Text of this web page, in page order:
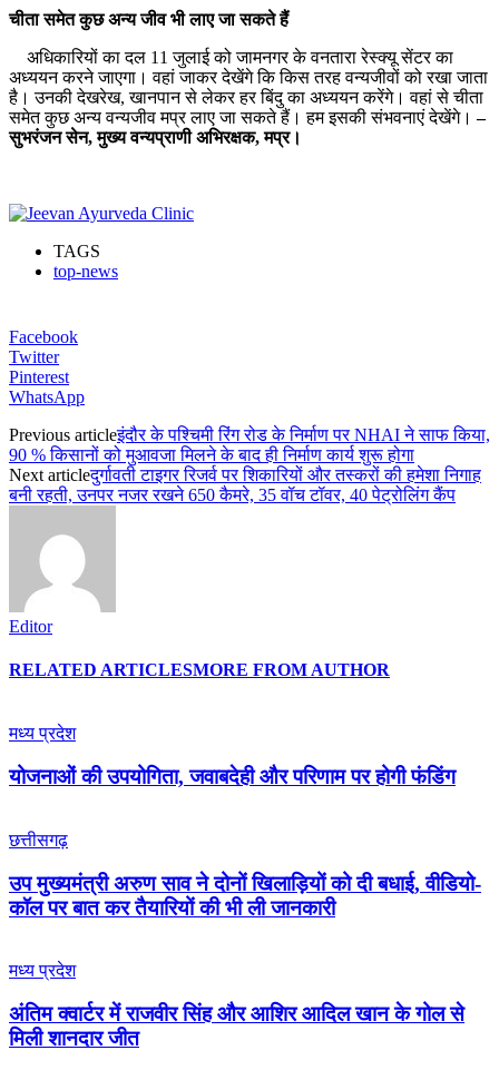
चीता समेत कुछ अन्य जीव भी लाए जा सकते हैं
अधिकारियों का दल 11 जुलाई को जामनगर के वनतारा रेस्क्यू सेंटर का
अध्ययन करने जाएगा। वहां जाकर देखेंगे कि किस तरह वन्यजीवों को रखा जाता
है। उनकी देखरेख, खानपान से लेकर हर बिंदु का अध्ययन करेंगे। वहां से चीता
समेत कुछ अन्य वन्यजीव मप्र लाए जा सकते हैं। हम इसकी संभवनाएं देखेंगे। –
सुभरंजन सेन, मुख्य वन्यप्राणी अभिरक्षक, मप्र।
TAGS
top-news
Facebook
Twitter
Pinterest
WhatsApp
Previous articleइंदौर के पश्चिमी रिंग रोड के निर्माण पर NHAI ने साफ किया,
90 % किसानों को मुआवजा मिलने के बाद ही निर्माण कार्य शुरू होगा
Next articleदुर्गावती टाइगर रिजर्व पर शिकारियों और तस्करों की हमेशा निगाह
बनी रहती, उनपर नजर रखने 650 कैमरे, 35 वॉच टॉवर, 40 पेट्रोलिंग कैंप
Editor
RELATED ARTICLESMORE FROM AUTHOR
मध्य प्रदेश
योजनाओं की उपयोगिता, जवाबदेही और परिणाम पर होगी फंडिंग
छत्तीसगढ़
उप मुख्यमंत्री अरुण साव ने दोनों खिलाड़ियों को दी बधाई, वीडियो-
कॉल पर बात कर तैयारियों की भी ली जानकारी
मध्य प्रदेश
अंतिम क्वार्टर में राजवीर सिंह और आशिर आदिल खान के गोल से
मिली शानदार जीत